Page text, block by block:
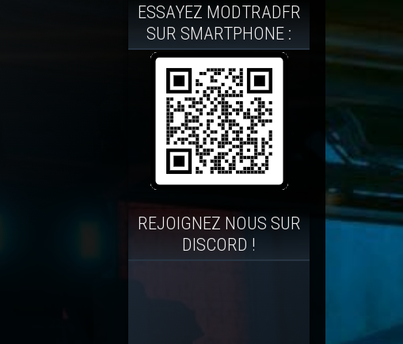
ESSAYEZ MODTRADFR
SUR SMARTPHONE :
REJOIGNEZ NOUS SUR
DISCORD !